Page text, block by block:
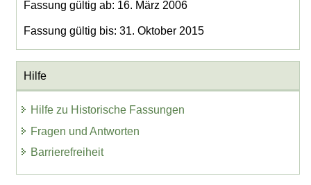
Fassung gültig ab: 16. März 2006
Fassung gültig bis: 31. Oktober 2015
Hilfe
Hilfe zu Historische Fassungen
Fragen und Antworten
Barrierefreiheit